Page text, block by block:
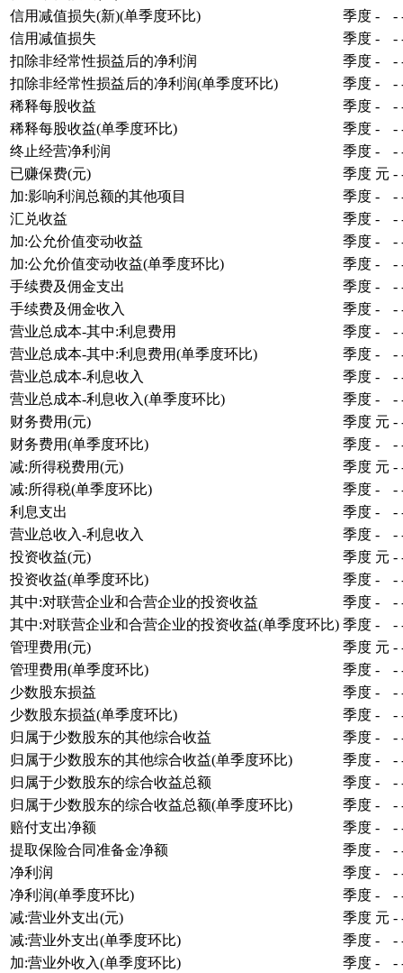
信用减值损失(新)(单季度环比)
季度 - -
信用减值损失
季度 - -
扣除非经常性损益后的净利润
季度 - -
扣除非经常性损益后的净利润(单季度环比)
季度 - -
稀释每股收益
季度 - -
稀释每股收益(单季度环比)
季度 - -
终止经营净利润
季度 - -
已赚保费(元)
季度 元 -
加:影响利润总额的其他项目
季度 - -
汇兑收益
季度 - -
加:公允价值变动收益
季度 - -
加:公允价值变动收益(单季度环比)
季度 - -
手续费及佣金支出
季度 - -
手续费及佣金收入
季度 - -
营业总成本-其中:利息费用
季度 - -
营业总成本-其中:利息费用(单季度环比)
季度 - -
营业总成本-利息收入
季度 - -
营业总成本-利息收入(单季度环比)
季度 - -
财务费用(元)
季度 元 -
财务费用(单季度环比)
季度 - -
减:所得税费用(元)
季度 元 -
减:所得税(单季度环比)
季度 - -
利息支出
季度 - -
营业总收入-利息收入
季度 - -
投资收益(元)
季度 元 -
投资收益(单季度环比)
季度 - -
其中:对联营企业和合营企业的投资收益
季度 - -
其中:对联营企业和合营企业的投资收益(单季度环比) 季度 - -
管理费用(元)
季度 元 -
管理费用(单季度环比)
季度 - -
少数股东损益
季度 - -
少数股东损益(单季度环比)
季度 - -
归属于少数股东的其他综合收益
季度 - -
归属于少数股东的其他综合收益(单季度环比)
季度 - -
归属于少数股东的综合收益总额
季度 - -
归属于少数股东的综合收益总额(单季度环比)
季度 - -
赔付支出净额
季度 - -
提取保险合同准备金净额
季度 - -
净利润
季度 - -
净利润(单季度环比)
季度 - -
减:营业外支出(元)
季度 元 -
减:营业外支出(单季度环比)
季度 - -
加:营业外收入(单季度环比)
季度 - -